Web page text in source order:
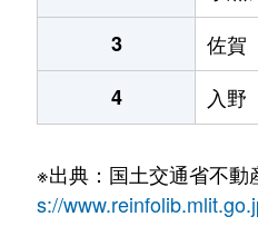
3
佐賀
4
入野
※出典：国土交通省不動
s://